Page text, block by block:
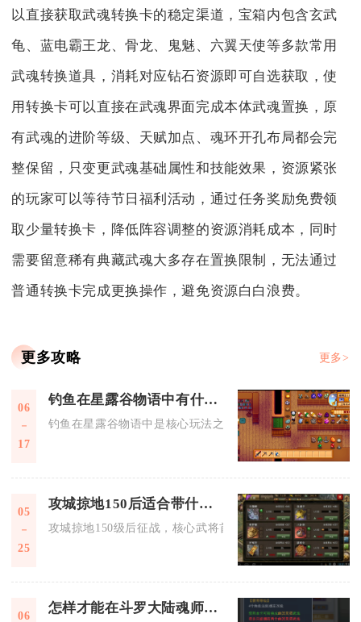
以直接获取武魂转换卡的稳定渠道，宝箱内包含玄武
龟、蓝电霸王龙、骨龙、鬼魅、六翼天使等多款常用
武魂转换道具，消耗对应钻石资源即可自选获取，使
用转换卡可以直接在武魂界面完成本体武魂置换，原
有武魂的进阶等级、天赋加点、魂环开孔布局都会完
整保留，只变更武魂基础属性和技能效果，资源紧张
的玩家可以等待节日福利活动，通过任务奖励免费领
取少量转换卡，降低阵容调整的资源消耗成本，同时
需要留意稀有典藏武魂大多存在置换限制，无法通过
普通转换卡完成更换操作，避免资源白白浪费。
更多攻略 更多>
06
17
钓鱼在星露谷物语中有什么用途
钓鱼在星露谷物语中是核心玩法之一，兼具稳定赚钱、推进
05
25
攻城掠地150后适合带什么武将征战
攻城掠地150级后征战，核心武将首选觉醒关羽、赵云、陆
06 怎样才能在斗罗大陆魂师对决中获得更高的战力